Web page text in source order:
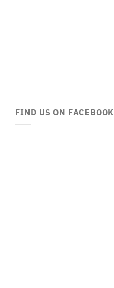
FIND US ON FACEBOOK